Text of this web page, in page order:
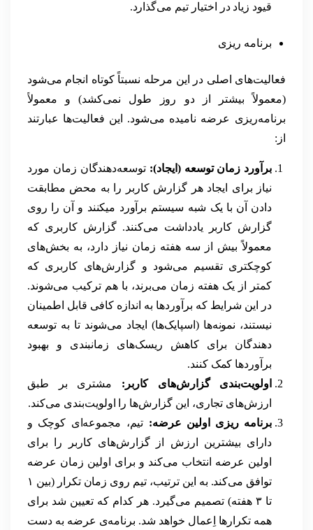
قیود زیاد در اختیار تیم می‌گذارد.
برنامه ریزی
فعالیت‌های اصلی در این مرحله نسبتاً کوتاه انجام می‌شود
(معمولاً بیشتر از دو روز طول نمی‌کشد) و معمولاً
برنامه‌ریزی عرضه نامیده می‌شود. این فعالیت‌ها عبارتند
از:
برآورد زمان توسعه (ایجاد): توسعه‌دهندگان زمان مورد
نیاز برای ایجاد هر گزارش کاربر را به محض مطابقت
دادن آن با یک شبه سیستم برآورد میکنند و آن را روی
گزارش کاربر یادداشت می‌کنند. گزارش کاربری که
معمولاً بیش از سه هفته زمان نیاز دارد، به بخش‌های
کوچکتری تقسیم می‌شود و گزارش‌های کاربری که
کمتر از یک هفته زمان می‌برند، با هم ترکیب می‌شوند.
در این شرایط که برآوردها به اندازه کافی قابل اطمینان
نیستند، نمونه‌ها (اسپایک‌ها) ایجاد می‌شوند تا به توسعه
دهندگان برای کاهش ریسک‌های زمانبندی و بهبود
برآوردها کمک کنند.
اولویت‌بندی گزارش‌های کاربر: مشتری بر طبق
ارزش‌های تجاری، این گزارش‌ها را اولویت‌بندی می‌کند.
برنامه ریزی اولین عرضه: تیم، مجموعه‌ای کوچک و
دارای بیشترین ارزش از گزارش‌های کاربر را برای
اولین عرضه انتخاب می‌کند و برای اولین زمان عرضه
توافق می‌کند. به این ترتیب، تیم روی زمان تکرار (بین ۱
تا ۳ هفته) تصمیم می‌گیرد. هر کدام که تعیین شد برای
همه تکرارها اِعمال خواهد شد. برنامه‌ی عرضه به دست